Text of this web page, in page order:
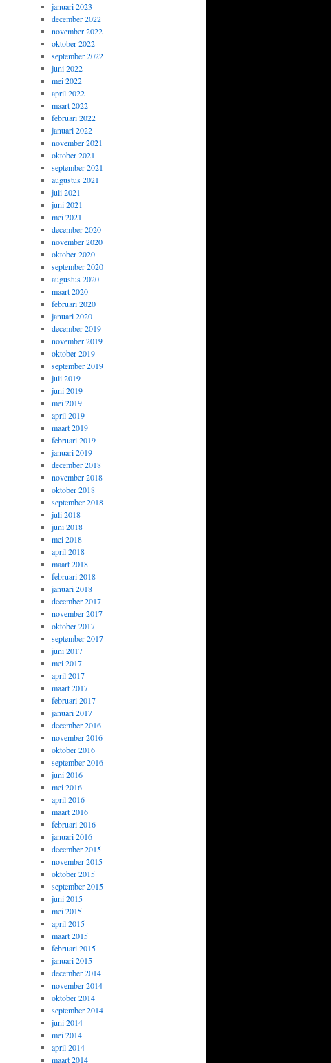
januari 2023
december 2022
november 2022
oktober 2022
september 2022
juni 2022
mei 2022
april 2022
maart 2022
februari 2022
januari 2022
november 2021
oktober 2021
september 2021
augustus 2021
juli 2021
juni 2021
mei 2021
december 2020
november 2020
oktober 2020
september 2020
augustus 2020
maart 2020
februari 2020
januari 2020
december 2019
november 2019
oktober 2019
september 2019
juli 2019
juni 2019
mei 2019
april 2019
maart 2019
februari 2019
januari 2019
december 2018
november 2018
oktober 2018
september 2018
juli 2018
juni 2018
mei 2018
april 2018
maart 2018
februari 2018
januari 2018
december 2017
november 2017
oktober 2017
september 2017
juni 2017
mei 2017
april 2017
maart 2017
februari 2017
januari 2017
december 2016
november 2016
oktober 2016
september 2016
juni 2016
mei 2016
april 2016
maart 2016
februari 2016
januari 2016
december 2015
november 2015
oktober 2015
september 2015
juni 2015
mei 2015
april 2015
maart 2015
februari 2015
januari 2015
december 2014
november 2014
oktober 2014
september 2014
juni 2014
mei 2014
april 2014
maart 2014